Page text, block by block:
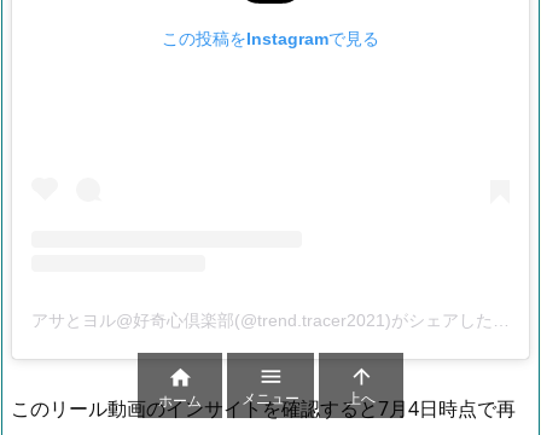
この投稿をInstagramで見る
アサとヨル@好奇心倶楽部(@trend.tracer2021)がシェアした投稿
このリール動画のインサイトを確認すると7月4日時点で再

ホーム

メニュー

上へ